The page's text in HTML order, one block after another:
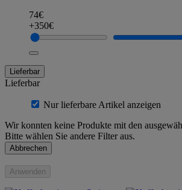
74€
+350€
Lieferbar
Lieferbar
Nur lieferbare Artikel anzeigen
Wir konnten keine Produkte mit den
Bitte wählen Sie andere Filter aus.
Abbrechen
Anwenden